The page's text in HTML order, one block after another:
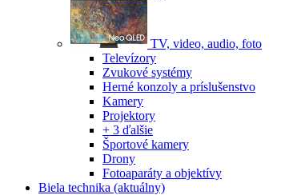
TV, video, audio, foto
Televízory
Zvukové systémy
Herné konzoly a príslušenstvo
Kamery
Projektory
+ 3 ďalšie
Športové kamery
Drony
Fotoaparáty a objektívy
Biela technika (aktuálny)